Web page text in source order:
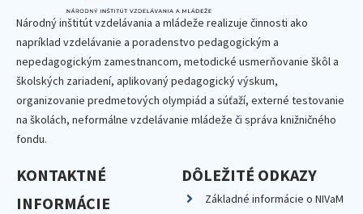
Národný inštitút vzdelávania a mládeže realizuje činnosti ako
napríklad vzdelávanie a poradenstvo pedagogickým a
nepedagogickým zamestnancom, metodické usmerňovanie škôl a
školských zariadení, aplikovaný pedagogický výskum,
organizovanie predmetových olympiád a súťaží, externé testovanie
na školách, neformálne vzdelávanie mládeže či správa knižničného
fondu.
KONTAKTNÉ
INFORMÁCIE
DÔLEŽITÉ ODKAZY
Základné informácie o NIVaM